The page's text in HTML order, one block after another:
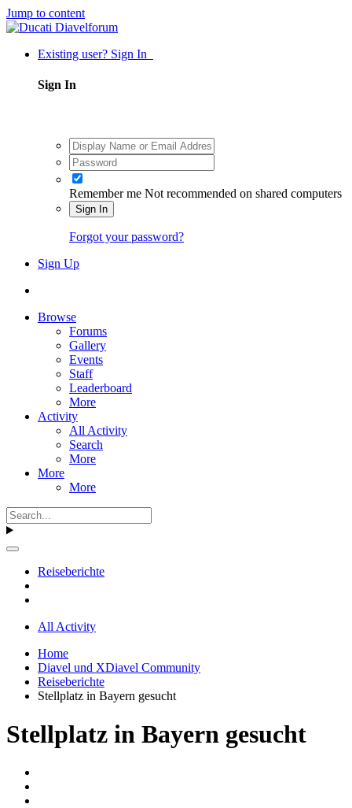
Jump to content
Existing user? Sign In
Sign In
Remember me Not recommended on shared computers
Sign In
Forgot your password?
Sign Up
Browse
Forums
Gallery
Events
Staff
Leaderboard
More
Activity
All Activity
Search
More
More
More
Reiseberichte
All Activity
Home
Diavel und XDiavel Community
Reiseberichte
Stellplatz in Bayern gesucht
Stellplatz in Bayern gesucht